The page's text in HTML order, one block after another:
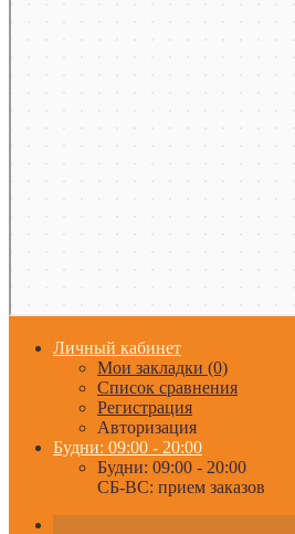
Личный кабинет
Мои закладки (0)
Список сравнения
Регистрация
Авторизация
Будни: 09:00 - 20:00
Будни: 09:00 - 20:00
СБ-ВС: прием заказов